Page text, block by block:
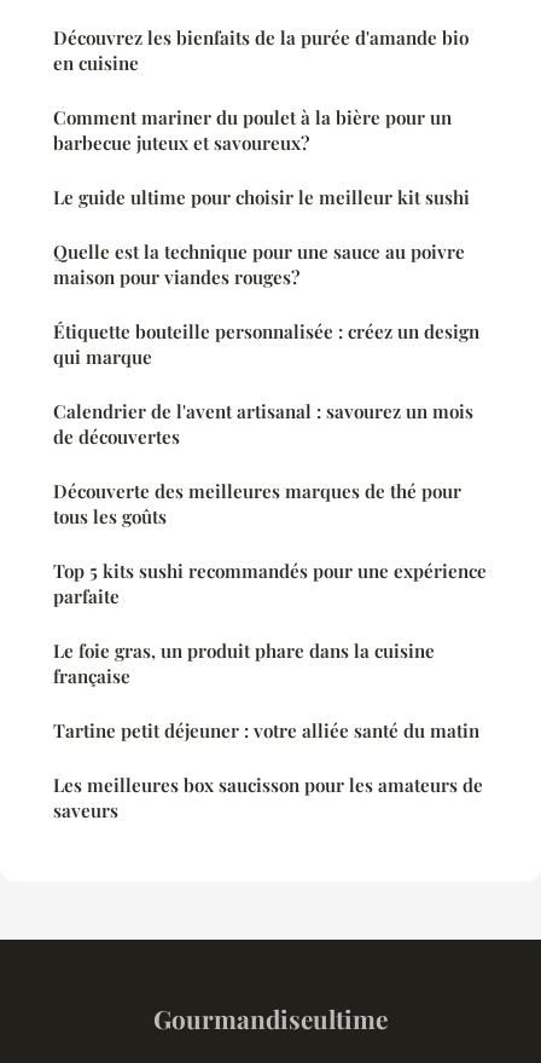
Découvrez les bienfaits de la purée d'amande bio
en cuisine
Comment mariner du poulet à la bière pour un
barbecue juteux et savoureux?
Le guide ultime pour choisir le meilleur kit sushi
Quelle est la technique pour une sauce au poivre
maison pour viandes rouges?
Étiquette bouteille personnalisée : créez un design
qui marque
Calendrier de l'avent artisanal : savourez un mois
de découvertes
Découverte des meilleures marques de thé pour
tous les goûts
Top 5 kits sushi recommandés pour une expérience
parfaite
Le foie gras, un produit phare dans la cuisine
française
Tartine petit déjeuner : votre alliée santé du matin
Les meilleures box saucisson pour les amateurs de
saveurs
Gourmandiseultime